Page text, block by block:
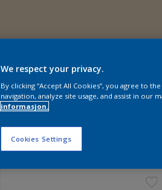
35produkter funnet
We respect your privacy.
By clicking “Accept All Cookies”, you agree to
navigation, analyze site usage, and assist in our
informasjon.
Cookies Settings